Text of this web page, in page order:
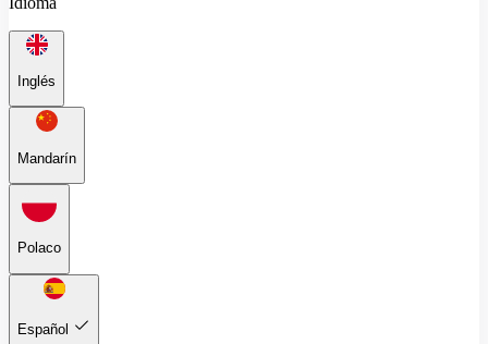
Inglés
Mandarín
Polaco
Español